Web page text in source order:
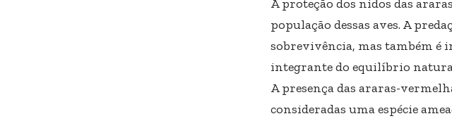
A proteção dos nidos das
população dessas aves. A
sobrevivência, mas também é
integrante do equilíbrio
A presença das araras-
consideradas uma espécie